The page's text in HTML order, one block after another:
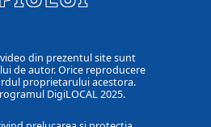
din prezentul site sunt
de autor. Orice reproducere
proprietarului acestora.
DigiLOCAL 2025.